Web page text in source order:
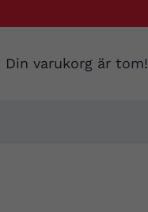
Din varukorg är tom!